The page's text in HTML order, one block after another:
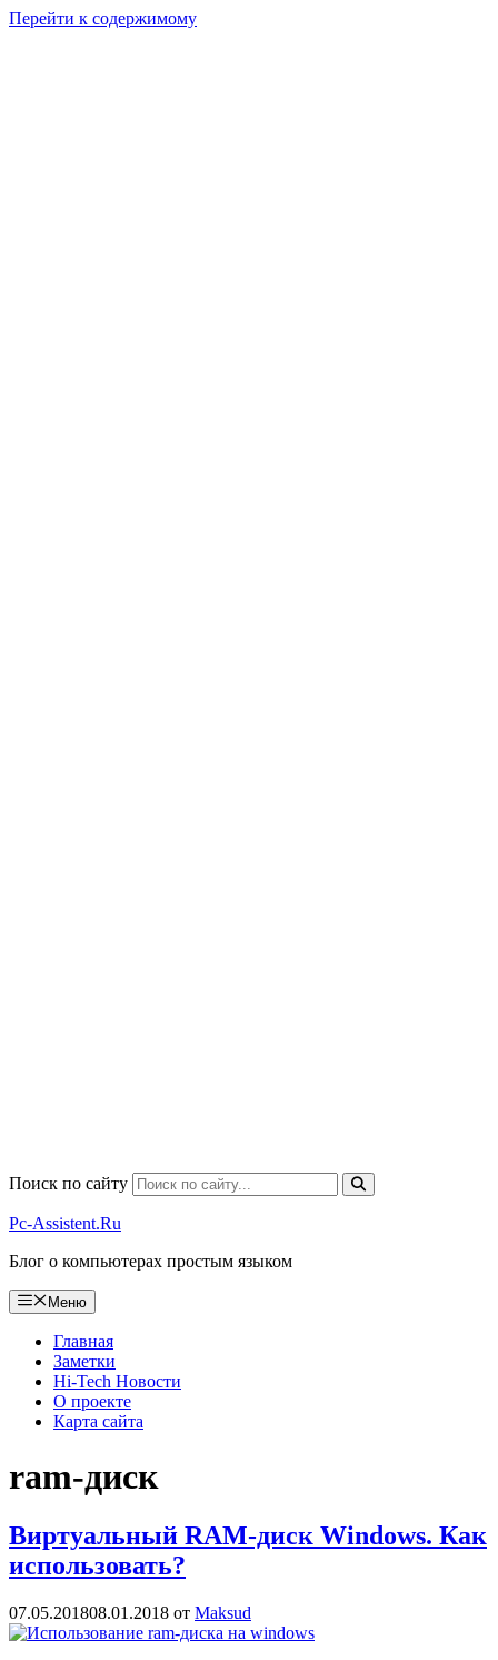
Перейти к содержимому
Поиск по сайту
Pc-Assistent.Ru
Блог о компьютерах простым языком
Меню
Главная
Заметки
Hi-Tech Новости
О проекте
Карта сайта
ram-диск
Виртуальный RAM-диск Windows. Как
использовать?
07.05.201808.01.2018 от Maksud